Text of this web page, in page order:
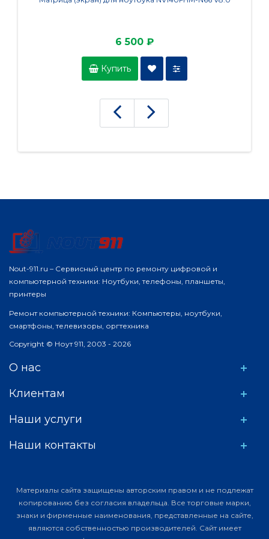
6 500 ₽
Купить
Nout-911.ru – Сервисный центр по ремонту цифровой и
компьютерной техники: Ноутбуки, телефоны, планшеты,
принтеры
Ремонт компьютерной техники: Компьютеры, ноутбуки,
смартфоны, телевизоры, оргтехника
Copyright © Ноут 911, 2003 - 2026
О нас
Клиентам
Наши услуги
Наши контакты
Материалы сайта защищены авторским правом и не подлежат
копированию без согласия владельца. Все торговые марки,
знаки и фирменные наименования, представленные на сайте,
являются собственностью производителей. Сайт имеет